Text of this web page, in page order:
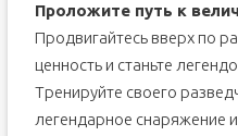
Проложите путь к
Продвигайтесь вверх по
ценность и станьте
Тренируйте своего
легендарное снаряжение